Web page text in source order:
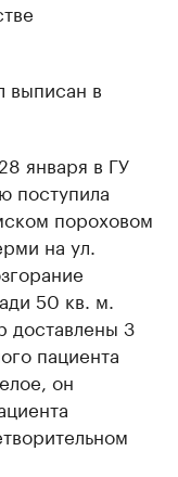
выписан в
28 января в ГУ
поступила
пороховом
на ул.
50 кв. м.
доставлены 3
пациента
он